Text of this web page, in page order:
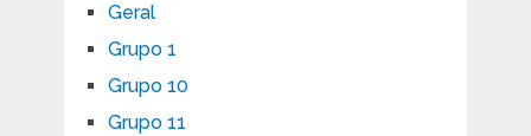
Geral
Grupo 1
Grupo 10
Grupo 11